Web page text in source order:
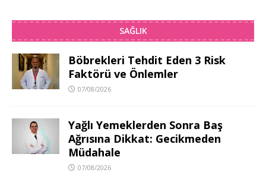
SAĞLIK
Böbrekleri Tehdit Eden 3 Risk
Faktörü ve Önlemler
07/08/2026
Yağlı Yemeklerden Sonra Baş
Ağrısına Dikkat: Gecikmeden
Müdahale
07/08/2026